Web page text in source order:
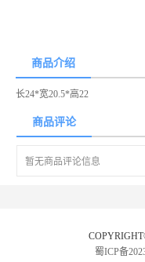
商品介绍
长24*宽20.5*高22
商品评论
暂无商品评论信息
蜀ICP备